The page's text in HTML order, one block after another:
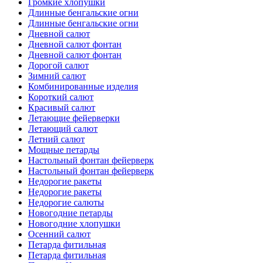
Громкие хлопушки
Длинные бенгальские огни
Длинные бенгальские огни
Дневной салют
Дневной салют фонтан
Дневной салют фонтан
Дорогой салют
Зимний салют
Комбинированные изделия
Короткий салют
Красивый салют
Летающие фейерверки
Летающий салют
Летний салют
Мощные петарды
Настольный фонтан фейерверк
Настольный фонтан фейерверк
Недорогие ракеты
Недорогие ракеты
Недорогие салюты
Новогодние петарды
Новогодние хлопушки
Осенний салют
Петарда фитильная
Петарда фитильная